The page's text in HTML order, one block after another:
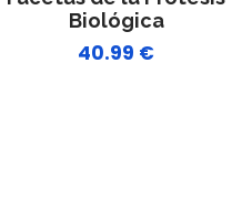
Biológica
40.99 €